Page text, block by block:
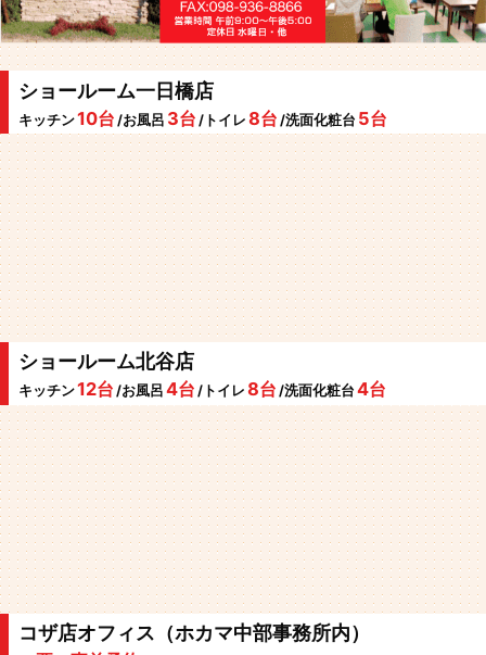
ショールーム一日橋店
キッチン10台 /お風呂 3台 /トイレ 8台 /洗面化粧台 5台
ショールーム北谷店
キッチン12台 /お風呂 4台 /トイレ 8台 /洗面化粧台 4台
コザ店オフィス（ホカマ中部事務所内）